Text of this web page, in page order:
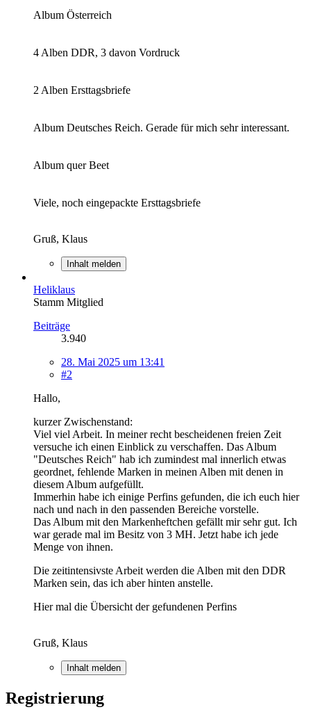
Album Österreich
4 Alben DDR, 3 davon Vordruck
2 Alben Ersttagsbriefe
Album Deutsches Reich. Gerade für mich sehr interessant.
Album quer Beet
Viele, noch eingepackte Ersttagsbriefe
Gruß, Klaus
Inhalt melden
Heliklaus
Stamm Mitglied
Beiträge
3.940
28. Mai 2025 um 13:41
#2
Hallo,
kurzer Zwischenstand:
Viel viel Arbeit. In meiner recht bescheidenen freien Zeit
versuche ich einen Einblick zu verschaffen. Das Album
"Deutsches Reich" hab ich zumindest mal innerlich etwas
geordnet, fehlende Marken in meinen Alben mit denen in
diesem Album aufgefüllt.
Immerhin habe ich einige Perfins gefunden, die ich euch hier
nach und nach in den passenden Bereiche vorstelle.
Das Album mit den Markenheftchen gefällt mir sehr gut. Ich
war gerade mal im Besitz von 3 MH. Jetzt habe ich jede
Menge von ihnen.
Die zeitintensivste Arbeit werden die Alben mit den DDR
Marken sein, das ich aber hinten anstelle.
Hier mal die Übersicht der gefundenen Perfins
Gruß, Klaus
Inhalt melden
Registrierung